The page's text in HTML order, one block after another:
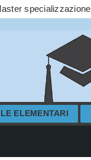
specializzazione
ELEMENTARI